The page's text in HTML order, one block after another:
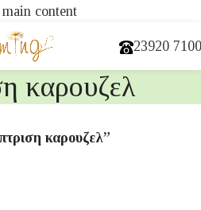
content
23920
καρουζελ
καρουζελ”